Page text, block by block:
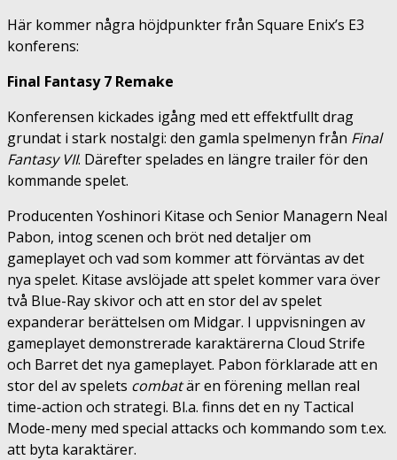
Här kommer några höjdpunkter från Square Enix’s E3
konferens:
Final Fantasy 7 Remake
Konferensen kickades igång med ett effektfullt drag
grundat i stark nostalgi: den gamla spelmenyn från Final
Fantasy VII. Därefter spelades en längre trailer för den
kommande spelet.
Producenten Yoshinori Kitase och Senior Managern Neal
Pabon, intog scenen och bröt ned detaljer om
gameplayet och vad som kommer att förväntas av det
nya spelet. Kitase avslöjade att spelet kommer vara över
två Blue-Ray skivor och att en stor del av spelet
expanderar berättelsen om Midgar. I uppvisningen av
gameplayet demonstrerade karaktärerna Cloud Strife
och Barret det nya gameplayet. Pabon förklarade att en
stor del av spelets combatär en förening mellan real
time-action och strategi. Bl.a. finns det en ny Tactical
Mode-meny med special attacks och kommando som t.ex.
att byta karaktärer.